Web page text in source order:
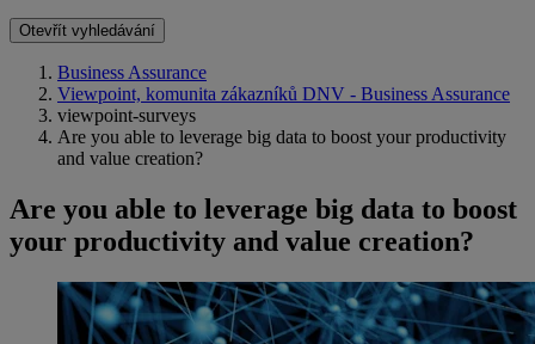
Otevřít vyhledávání
Business Assurance
Viewpoint, komunita zákazníků DNV - Business Assurance
viewpoint-surveys
Are you able to leverage big data to boost your productivity
and value creation?
Are you able to leverage big data to boost
your productivity and value creation?